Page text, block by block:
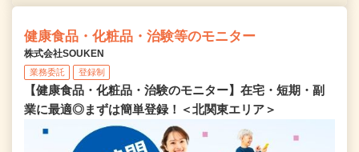
健康食品・化粧品・治験等のモニター
株式会社SOUKEN
業務委託 登録制
【健康食品・化粧品・治験のモニター】在宅・短期・副
業に最適◎まずは簡単登録！＜北関東エリア＞